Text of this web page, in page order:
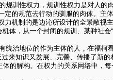
训性权力，规训性权力是对人的
的规范去行动的驯服的肉体。主
机制的是边沁所设计的全景敞视
体，从一个封闭的规训、某种社会
治地位的作为主体的人，在福柯
来知识又发展、完善、传播了新
的解构。在权力的关系网络中，